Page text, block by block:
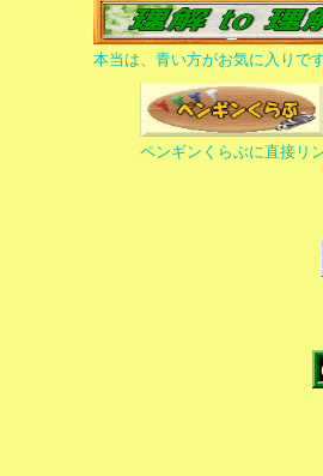
本当は、青い方がお気に入りで
ペンギンくらぶに直接リ